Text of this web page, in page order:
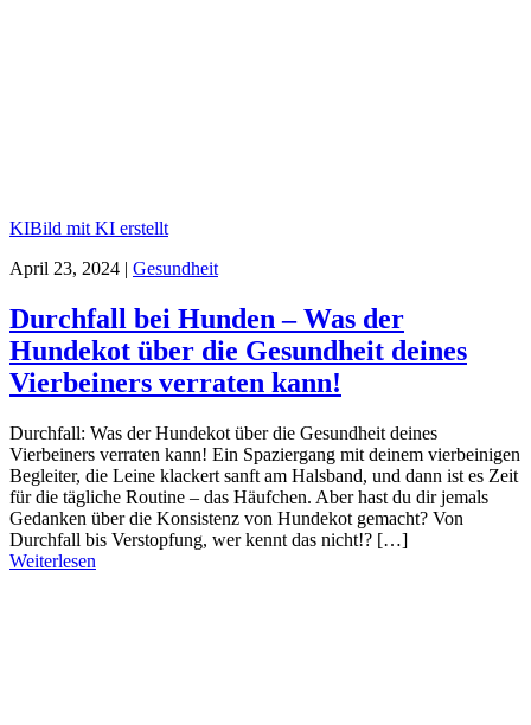
KIBild mit KI erstellt
April 23, 2024 | Gesundheit
Durchfall bei Hunden – Was der
Hundekot über die Gesundheit deines
Vierbeiners verraten kann!
Durchfall: Was der Hundekot über die Gesundheit deines
Vierbeiners verraten kann! Ein Spaziergang mit deinem vierbeinigen
Begleiter, die Leine klackert sanft am Halsband, und dann ist es Zeit
für die tägliche Routine – das Häufchen. Aber hast du dir jemals
Gedanken über die Konsistenz von Hundekot gemacht? Von
Durchfall bis Verstopfung, wer kennt das nicht!? […]
Weiterlesen